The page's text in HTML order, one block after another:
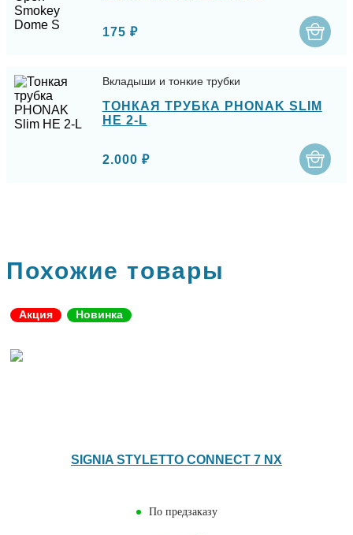
175 ₽
Вкладыши и тонкие трубки
ТОНКАЯ ТРУБКА PHONAK SLIM
HE 2-L
2.000 ₽
Похожие товары
Акция Новинка
SIGNIA STYLETTO CONNECT 7 NX
По предзаказу